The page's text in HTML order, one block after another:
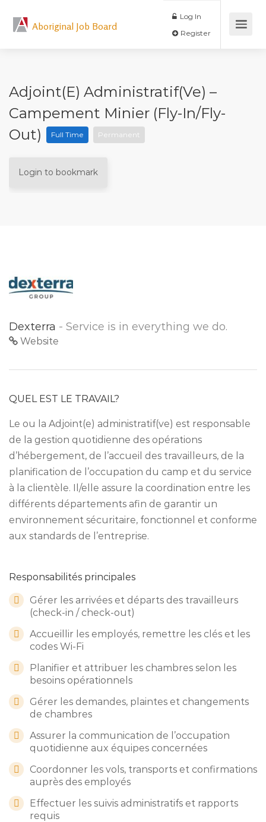
Aboriginal Job Board
Log In
Adjoint(e) Administratif(ve) –
Campement Minier (fly-In/fly-
Out)
Full Time Permanent
Login to bookmark
Dexterra - Service is in everything we do.
Website
QUEL EST LE TRAVAIL?
Le ou la Adjoint(e) administratif(ve) est responsable
de la gestion quotidienne des opérations
d’hébergement, de l’accueil des travailleurs, de la
planification de l’occupation du camp et du service
à la clientèle. Il/elle assure la coordination entre les
différents départements afin de garantir un
environnement sécuritaire, fonctionnel et conforme
aux standards de l’entreprise.
Responsabilités principales
Gérer les arrivées et départs des travailleurs
(check-in / check-out)
Accueillir les employés, remettre les clés et les
codes Wi-Fi
Planifier et attribuer les chambres selon les
besoins opérationnels
Gérer les demandes, plaintes et changements
de chambres
Assurer la communication de l’occupation
quotidienne aux équipes concernées
Coordonner les vols, transports et confirmations
auprès des employés
Effectuer les suivis administratifs et rapports
requis